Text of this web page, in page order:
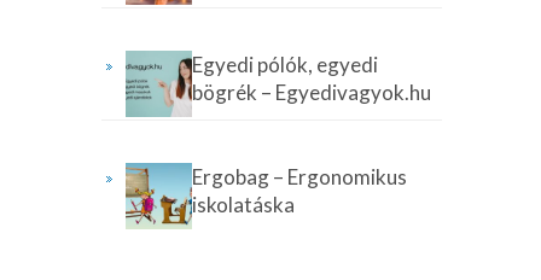
Egyedi pólók, egyedi
bögrék – Egyedivagyok.hu
Ergobag – Ergonomikus
iskolatáska